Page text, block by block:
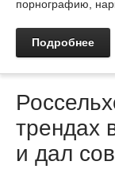
порнографию,
Подробнее
трендах
и дал